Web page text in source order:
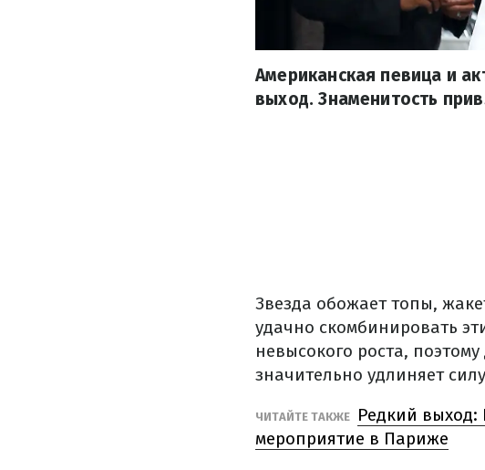
Американская певица и
выход. Знаменитость
Звезда обожает топы,
удачно скомбинировать
невысокого роста,
значительно удлиняет
ЧИТАЙТЕ ТАКЖЕ
Редкий
мероприятие в Париже